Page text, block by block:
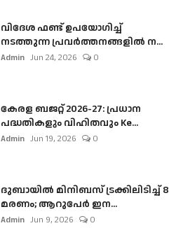
വിദേശ ഫണ്ട് ഉപയോഗിച്ച്
നടത്തുന്ന പ്രവർത്തനങ്ങളിൽ ന...
Admin Jun 24, 2026 0
കേരള ബജറ്റ് 2026-27: പ്രധാന
പദ്ധതികളും വിഹിതവും Ke...
Admin Jun 19, 2026 0
ദുബായിൽ മിനിബസ്​ ട്രക്കിലിടിച്ച് 8
മരണം; ആറുപേർ ഇന...
Admin Jun 9, 2026 0